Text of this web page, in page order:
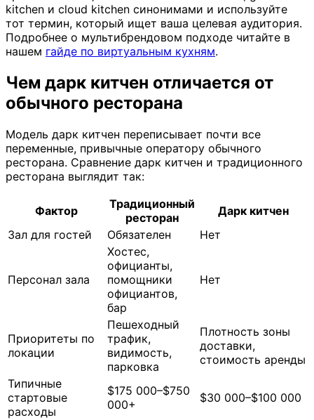
kitchen и cloud kitchen синонимами и используйте
тот термин, который ищет ваша целевая аудитория.
Подробнее о мультибрендовом подходе читайте в
нашем гайде по виртуальным кухням.
Чем дарк китчен отличается от
обычного ресторана
Модель дарк китчен переписывает почти все
переменные, привычные оператору обычного
ресторана. Сравнение дарк китчен и традиционного
ресторана выглядит так:
Фактор
Традиционный
ресторан
Дарк китчен
Зал для гостей
Обязателен Нет
Персонал зала
Хостес,
официанты,
помощники
официантов,
бар
Нет
Приоритеты по
локации
Пешеходный
трафик,
видимость,
парковка
Плотность зоны
доставки,
стоимость аренды
Типичные
стартовые
расходы
$175 000–$750
000+
$30 000–$100 000